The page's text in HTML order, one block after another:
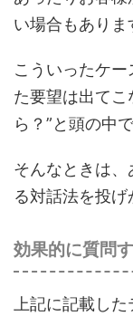
い場合もありま
こういったケ
た要望は出てこ
ら？”と頭の中
そんなときは
る対話法を投げ
効果的に質問
上記に記載した